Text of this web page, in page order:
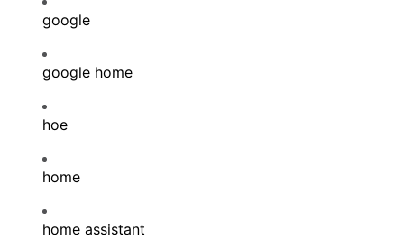
google
google home
hoe
home
home assistant